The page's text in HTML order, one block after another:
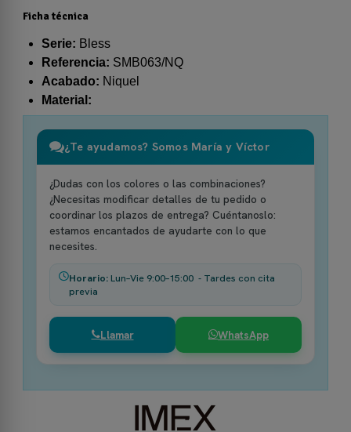
Ficha técnica
Serie: Bless
Referencia: SMB063/NQ
Acabado: Niquel
Material:
¿Te ayudamos? Somos María y Víctor
¿Dudas con los colores o las combinaciones?
¿Necesitas modificar detalles de tu pedido o
coordinar los plazos de entrega? Cuéntanoslo:
estamos encantados de ayudarte con lo que
necesites.
Horario:Lun–Vie 9:00–15:00 - Tardes con cita
previa
Llamar WhatsApp